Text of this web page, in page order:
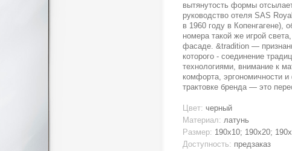
вытянутость формы
руководство отеля SAS
в 1960 году в Копенгагене),
номера такой же игрой
фасаде. &tradition —
которого - соединение
технологиями, внимание к
комфорта, эргономичности
трактовке бренда — это
Цвет: черный
Материал: латунь
Размер: 190x10; 190x20;
Доступность: предзаказ